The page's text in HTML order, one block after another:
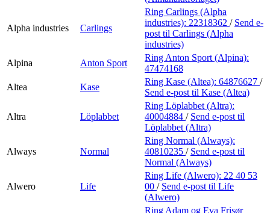
Alpha industries Carlings
Ring Carlings (Alpha
industries): 22318362 / Send e-
post til Carlings (Alpha
industries)
Alpina
Anton Sport
Ring Anton Sport (Alpina):
47474168
Altea
Kase
Ring Kase (Altea): 64876627 /
Send e-post til Kase (Altea)
Altra Löplabbet
Ring Löplabbet (Altra):
40004884 / Send e-post til
Löplabbet (Altra)
Always Normal
Ring Normal (Always):
40810235 / Send e-post til
Normal (Always)
Alwero Life
Ring Life (Alwero): 22 40 53
00 / Send e-post til Life
(Alwero)
Ring Adam og Eva Frisør